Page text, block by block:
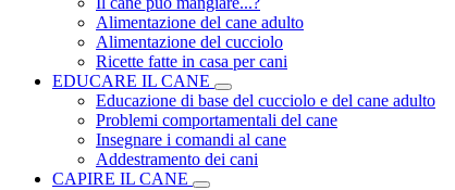
Alimentazione del cane adulto
Alimentazione del cucciolo
Ricette fatte in casa per cani
EDUCARE IL CANE
Educazione di base del cucciolo e del cane adulto
Problemi comportamentali del cane
Insegnare i comandi al cane
Addestramento dei cani
CAPIRE IL CANE